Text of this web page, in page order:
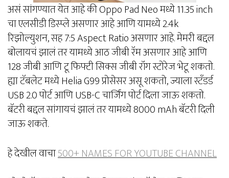
असं सांगण्यात येत आहे की Oppo Pad Neo मध्ये 11.35 inch
चा एलसीडी डिस्प्ले असणार आहे आणि यामध्ये 2.4k
रिझोल्युशन, सह 7:5 Aspect Ratio असणार आहे. मेमरी बद्दल
बोलायचं झालं तर यामध्ये आठ जीबी रॅम असणार आहे आणि
128 जीबी आणि टू फिफ्टी सिक्स जीबी रॉंग स्टोरेज भेटू शकतो.
ह्या टॅबलेट मध्ये Helia G99 प्रोसेसर असू शकतो, ज्याला स्टॅंडर्ड
USB 2.0 पोर्ट आणि USB-C चार्जिंग पोर्ट दिला जाऊ शकतो.
बॅटरी बद्दल सांगायचं झालं तर यामध्ये 8000 mAh बॅटरी दिली
जाऊ शकते.
हे देखील वाचा500+ NAMES FOR YOUTUBE CHANNEL